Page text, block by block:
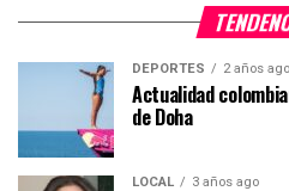
DEPORTES 2 años ago
Actualidad
de Doha
LOCAL 3 años ago